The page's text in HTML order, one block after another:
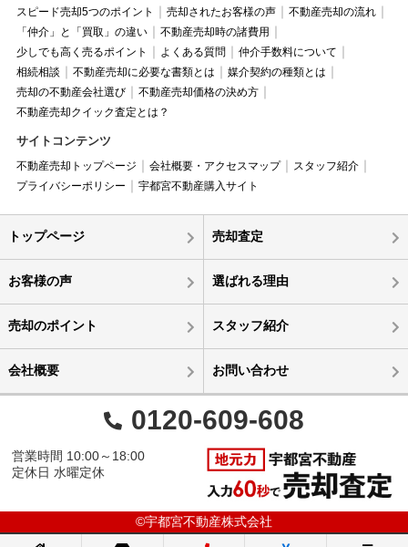
スピード売却5つのポイント
売却されたお客様の声
不動産売却の流れ
「仲介」と「買取」の違い
不動産売却時の諸費用
少しでも高く売るポイント
よくある質問
仲介手数料について
相続相談
不動産売却に必要な書類とは
媒介契約の種類とは
売却の不動産会社選び
不動産売却価格の決め方
不動産売却クイック査定とは？
サイトコンテンツ
不動産売却トップページ 会社概要・アクセスマップ
スタッフ紹介
プライバシーポリシー
宇都宮不動産購入サイト
トップページ 売却査定
お客様の声 選ばれる理由
売却のポイント スタッフ紹介
会社概要 お問い合わせ
0120-609-608
営業時間 10:00～18:00
定休日 水曜定休
©宇都宮不動産株式会社